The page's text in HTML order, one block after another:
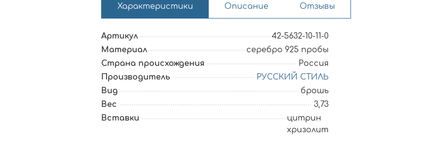
Характеристики Описание Отзывы
Артикул
42-5632-10-11-0
Материал
серебро 925 пробы
Страна происхождения
Россия
Производитель
РУССКИЙ СТИЛЬ
Вид
брошь
Вес
3,73
Вставки
цитрин
хризолит